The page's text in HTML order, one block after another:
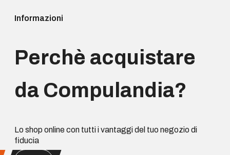
Informazioni
Perchè acquistare
da Compulandia?
Lo shop online con tutti i vantaggi del tuo negozio di
fiducia